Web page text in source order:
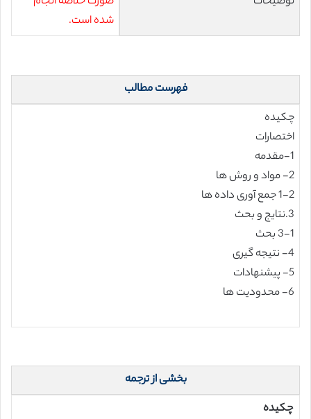
شده است.
فهرست مطالب
چکیده
اختصارات
1-مقدمه
2- مواد و روش ها
1-2 جمع آوری داده ها
3.نتایج و بحث
3-1 بحث
4- نتیجه گیری
5- پیشنهادات
6- محدودیت ها
بخشی از ترجمه
چکیده